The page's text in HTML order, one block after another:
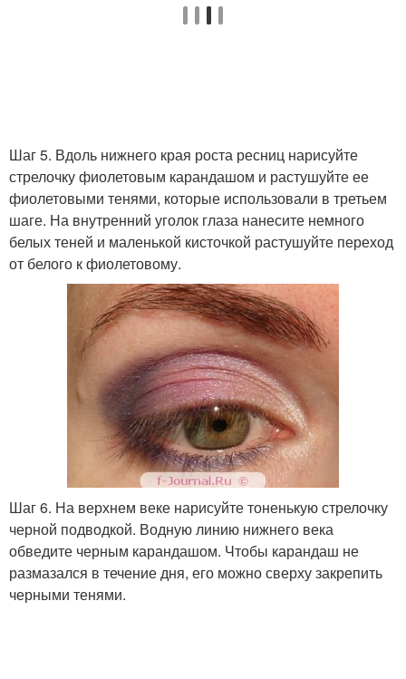
Шаг 5. Вдоль нижнего края роста ресниц нарисуйте
стрелочку фиолетовым карандашом и растушуйте ее
фиолетовыми тенями, которые использовали в третьем
шаге. На внутренний уголок глаза нанесите немного
белых теней и маленькой кисточкой растушуйте переход
от белого к фиолетовому.
Шаг 6. На верхнем веке нарисуйте тоненькую стрелочку
черной подводкой. Водную линию нижнего века
обведите черным карандашом. Чтобы карандаш не
размазался в течение дня, его можно сверху закрепить
черными тенями.